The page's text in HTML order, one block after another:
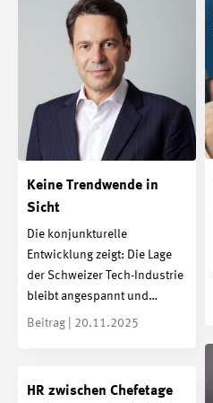
Keine Trendwende in
Sicht
Die konjunkturelle
Entwicklung zeigt: Die Lage
der Schweizer Tech-Industrie
bleibt angespannt und…
Beitrag | 20.11.2025
HR zwischen Chefetage